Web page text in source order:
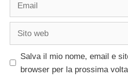
Salva il mio nome, email e
browser per la prossima